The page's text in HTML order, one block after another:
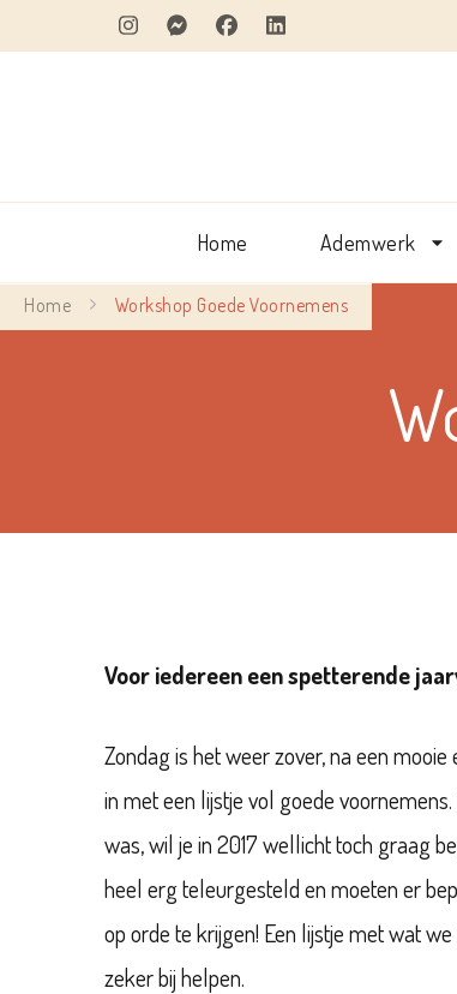
Home Ademwerk
Home Workshop Goede Voornemens
Voor iedereen een spetterende
Zondag is het weer zover, na een
in met een lijstje vol goede
was, wil je in 2017 wellicht toch graag
heel erg teleurgesteld en moeten er
op orde te krijgen! Een lijstje met wat
zeker bij helpen.